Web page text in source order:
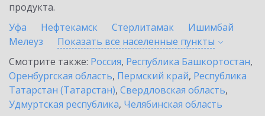
продукта.
Уфа
Нефтекамск Стерлитамак
Ишимбай
Мелеуз
Показать все населенные пункты
Смотрите также: Россия, Республика Башкортостан,
Оренбургская область, Пермский край, Республика
Татарстан (Татарстан), Свердловская область,
Удмуртская республика, Челябинская область